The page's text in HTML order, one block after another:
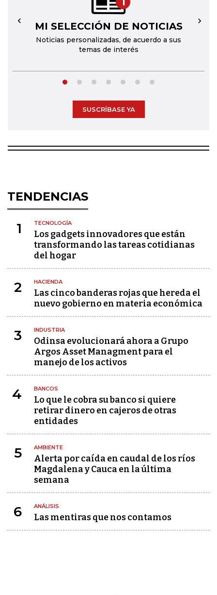
MI SELECCIÓN DE NOTICIAS
Noticias personalizadas, de acuerdo a sus
temas de interés
← →
SUSCRÍBASE YA
TENDENCIAS
1 TECNOLOGÍA
Los gadgets innovadores que están
transformando las tareas cotidianas
del hogar
2 HACIENDA
Las cinco banderas rojas que hereda el
nuevo gobierno en materia económica
3 INDUSTRIA
Odinsa evolucionará ahora a Grupo
Argos Asset Managment para el
manejo de los activos
4 BANCOS
Lo que le cobra su banco si quiere
retirar dinero en cajeros de otras
entidades
5 AMBIENTE
Alerta por caída en caudal de los ríos
Magdalena y Cauca en la última
semana
6 ANÁLISIS
Las mentiras que nos contamos